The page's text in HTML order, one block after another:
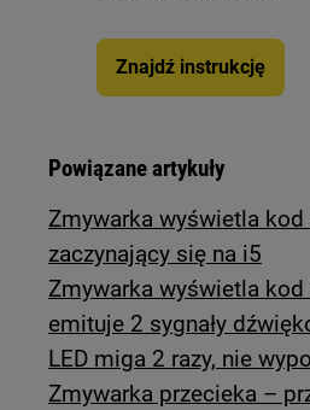
Znajdź instrukcję
Powiązane artykuły
Zmywarka wyświetla kod
zaczynający się na i5
Zmywarka wyświetla kod
emituje 2 sygnały
LED miga 2 razy, nie
Zmywarka przecieka –